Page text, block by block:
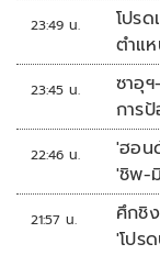
นั่ง) มูลค่ารวมก
23:49 น.
โปร
ตำแ
'พลต
23:45 น.
ซาอุ
การ
22:46 น.
'ฮอน
'ชิพ-
ที่มัล
21:57 น.
ศึกชิ
'โปร